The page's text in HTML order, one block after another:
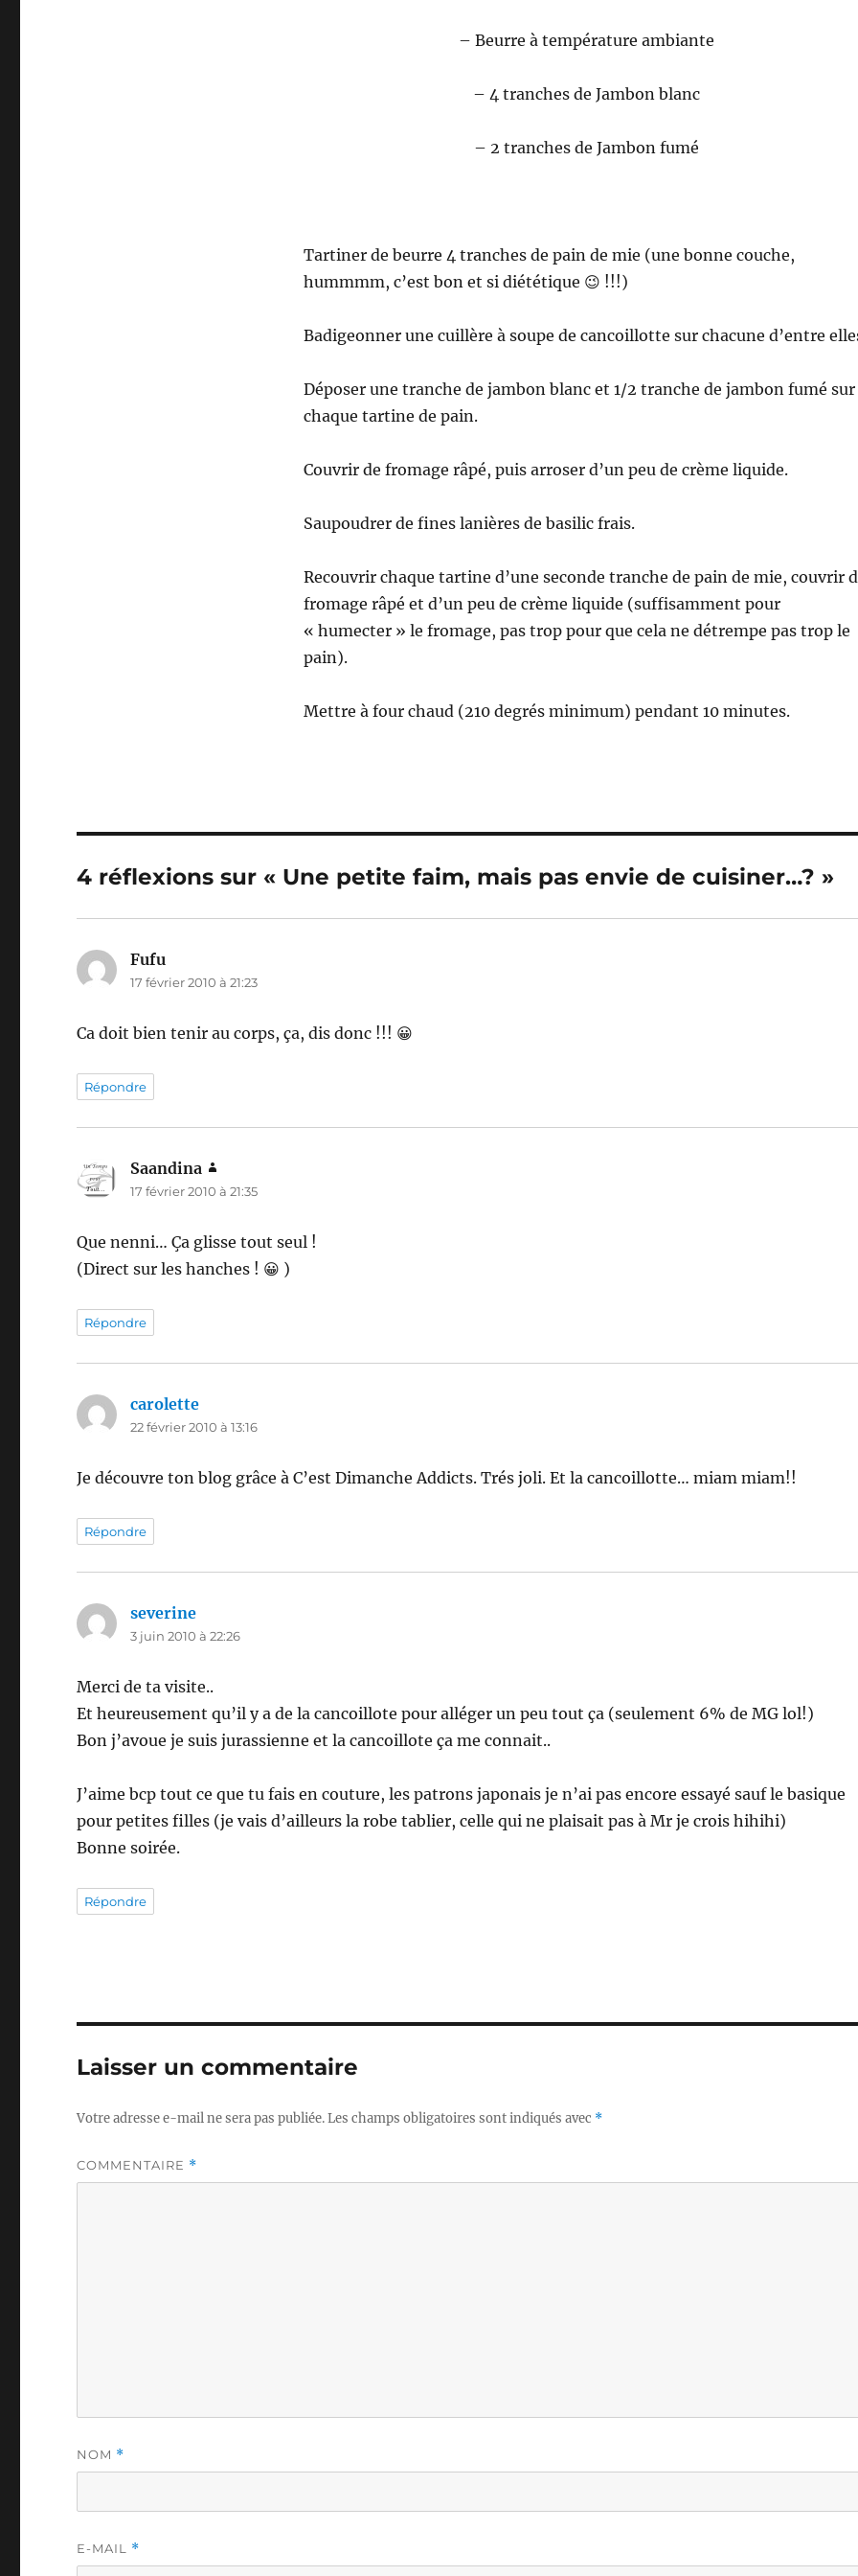
– Beurre à température ambiante
– 4 tranches de Jambon blanc
– 2 tranches de Jambon fumé
Tartiner de beurre 4 tranches de pain de mie (une bonne couche,
hummmm, c’est bon et si diététique 😉 !!!)
Badigeonner une cuillère à soupe de cancoillotte sur chacune d’entre
Déposer une tranche de jambon blanc et 1/2 tranche de jambon fumé sur
chaque tartine de pain.
Couvrir de fromage râpé, puis arroser d’un peu de crème liquide.
Saupoudrer de fines lanières de basilic frais.
Recouvrir chaque tartine d’une seconde tranche de pain de mie, couvrir
fromage râpé et d’un peu de crème liquide (suffisamment pour
« humecter » le fromage, pas trop pour que cela ne détrempe pas trop le
pain).
Mettre à four chaud (210 degrés minimum) pendant 10 minutes.
4 réflexions sur « Une petite faim, mais pas envie de cuisiner…? »
Fufu
17 février 2010 à 21:23
Ca doit bien tenir au corps, ça, dis donc !!! 😀
Répondre
Saandina
17 février 2010 à 21:35
Que nenni… Ça glisse tout seul !
(Direct sur les hanches ! 😀 )
Répondre
carolette
22 février 2010 à 13:16
Je découvre ton blog grâce à C’est Dimanche Addicts. Trés joli. Et la cancoillotte… miam miam!!
Répondre
severine
3 juin 2010 à 22:26
Merci de ta visite..
Et heureusement qu’il y a de la cancoillote pour alléger un peu tout ça (seulement 6% de MG lol!)
Bon j’avoue je suis jurassienne et la cancoillote ça me connait..
J’aime bcp tout ce que tu fais en couture, les patrons japonais je n’ai pas encore essayé sauf le basique
pour petites filles (je vais d’ailleurs la robe tablier, celle qui ne plaisait pas à Mr je crois hihihi)
Bonne soirée.
Répondre
Laisser un commentaire
Votre adresse e-mail ne sera pas publiée.Les champs obligatoires sont indiqués avec *
COMMENTAIRE *
NOM *
E-MAIL *